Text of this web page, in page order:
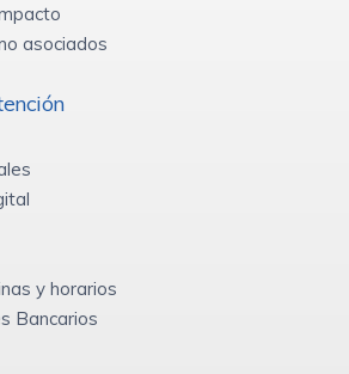
asociados
y horarios
Bancarios